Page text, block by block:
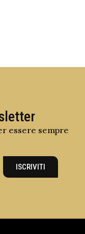
essere sempre
ISCRIVITI